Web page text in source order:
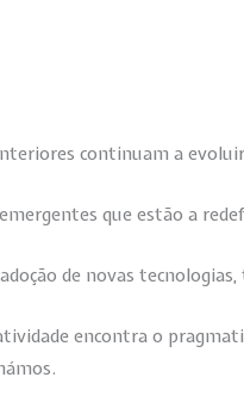
continuam a
que estão a
de novas
encontra o